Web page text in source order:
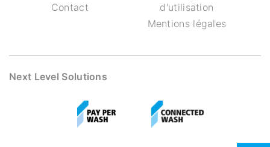
Contact
d'utilisation
Mentions légales
Next Level Solutions